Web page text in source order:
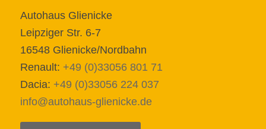
Autohaus Glienicke
Leipziger Str. 6-7
16548 Glienicke/Nordbahn
Renault: +49 (0)33056 801 71
Dacia: +49 (0)33056 224 037
info@autohaus-glienicke.de